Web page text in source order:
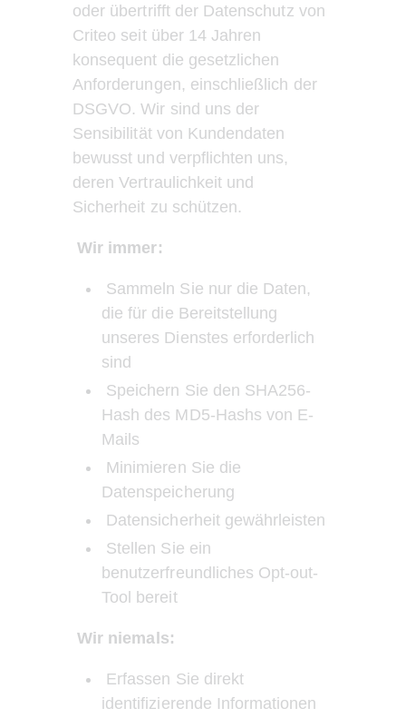
oder übertrifft der Datenschutz von
Criteo seit über 14 Jahren
konsequent die gesetzlichen
Anforderungen, einschließlich der
DSGVO. Wir sind uns der
Sensibilität von Kundendaten
bewusst und verpflichten uns,
deren Vertraulichkeit und
Sicherheit zu schützen.
Wir immer:
die für die Bereitstellung
unseres Dienstes erforderlich
sind
Hash des MD5-Hashs von E-
Mails
Datenspeicherung
Datensicherheit gewährleisten
benutzerfreundliches Opt-out-
Tool bereit
Wir niemals:
identifizierende Informationen